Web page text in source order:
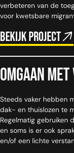
verbeteren van de
voor kwetsbare
Bekijk project
Omgaan
Steeds vaker hebben
dak- en thuislozen te
Regelmatig gebruiken
en soms is er ook
en/of een lichte